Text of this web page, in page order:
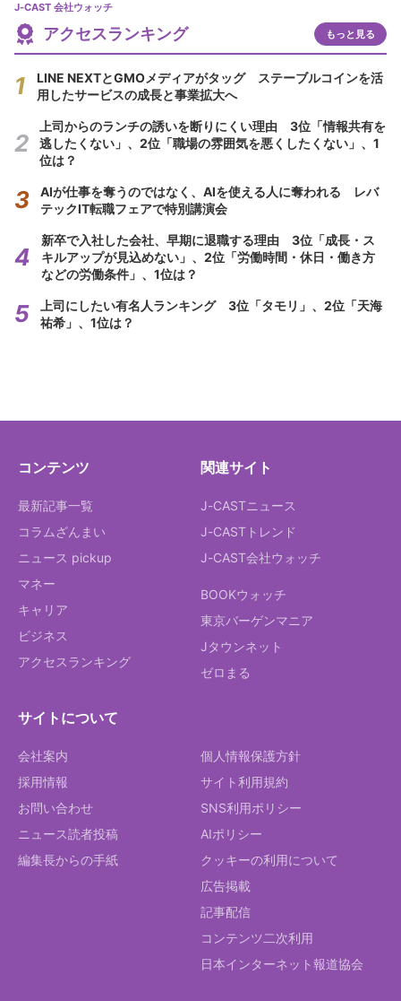
J-CAST 会社ウォッチ
アクセスランキング もっと見る
LINE NEXTとGMOメディアがタッグ ステーブルコインを活
用したサービスの成長と事業拡大へ
上司からのランチの誘いを断りにくい理由 3位「情報共有を
逃したくない」、2位「職場の雰囲気を悪くしたくない」、1
位は？
AIが仕事を奪うのではなく、AIを使える人に奪われる レバ
テックIT転職フェアで特別講演会
新卒で入社した会社、早期に退職する理由 3位「成長・ス
キルアップが見込めない」、2位「労働時間・休日・働き方
などの労働条件」、1位は？
上司にしたい有名人ランキング 3位「タモリ」、2位「天海
祐希」、1位は？
コンテンツ
最新記事一覧
コラムざんまい
ニュース pickup
マネー
キャリア
ビジネス
アクセスランキング
関連サイト
J-CASTニュース
J-CASTトレンド
J-CAST会社ウォッチ
BOOKウォッチ
東京バーゲンマニア
Jタウンネット
ゼロまる
サイトについて
会社案内
採用情報
お問い合わせ
ニュース読者投稿
編集長からの手紙
個人情報保護方針
サイト利用規約
SNS利用ポリシー
AIポリシー
クッキーの利用について
広告掲載
記事配信
コンテンツ二次利用
日本インターネット報道協会